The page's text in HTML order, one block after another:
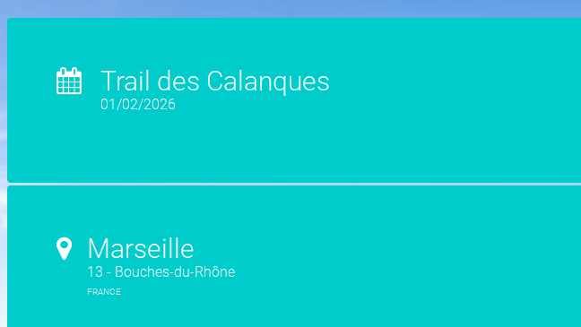
Trail des Calanques
01/02/2026
Marseille
13 - Bouches-du-Rhône
FRANCE